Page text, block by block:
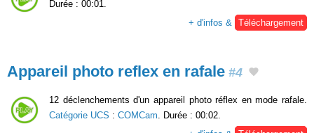
Durée : 00:01.
+ d'infos & Téléchargement
Appareil photo reflex en rafale #4
12 déclenchements d'un appareil photo réflex en mode rafale.
Catégorie UCS : COMCam . Durée : 00:02.